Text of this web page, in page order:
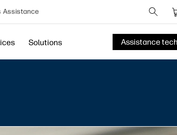
Assistance
Solutions Assistance